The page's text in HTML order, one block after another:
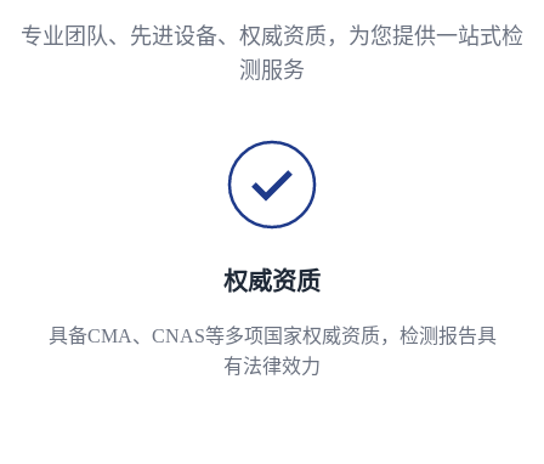
专业团队、先进设备、权威资质，为您提供一站式检
测服务
权威资质
具备CMA、CNAS等多项国家权威资质，检测报告具
有法律效力